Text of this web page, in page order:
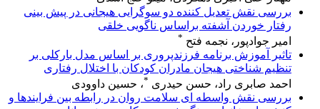
بررسی نقش تعدیل کننده دو سوگرایی هیجانی در پیش بینی
رفتار خوردن آشفته براساس ناگویی خلقی
امیر جوادپور، نجمه فتح *
تاثیر آموزش برنامه فرزندپروری بر اساس مدل بارکلی بر
تنظیم شناختی هیجان مادران کودکان با اختلال رفتاری
احمد صابری راد، حسن حیدری *، حسین داوودی
بررسی نقش واسطه ‌ای سلامت روان در رابطه بین فرایندها و